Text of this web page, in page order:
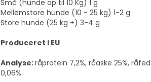
Små (hunde op til 10 Kg) 1 g
Mellemstore hunde (10 - 25 kg) 1-2 g
Store hunde (25 kg +) 3-4 g
Produceret i EU
Analyse:råprotein 7,2%, råaske 25%,
0,06%